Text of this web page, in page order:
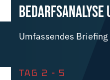
BEDARFSANALYSE
Umfassendes
TAG 2 - 5